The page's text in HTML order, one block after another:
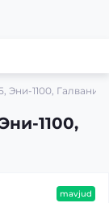
1100,
1100,
mavjud